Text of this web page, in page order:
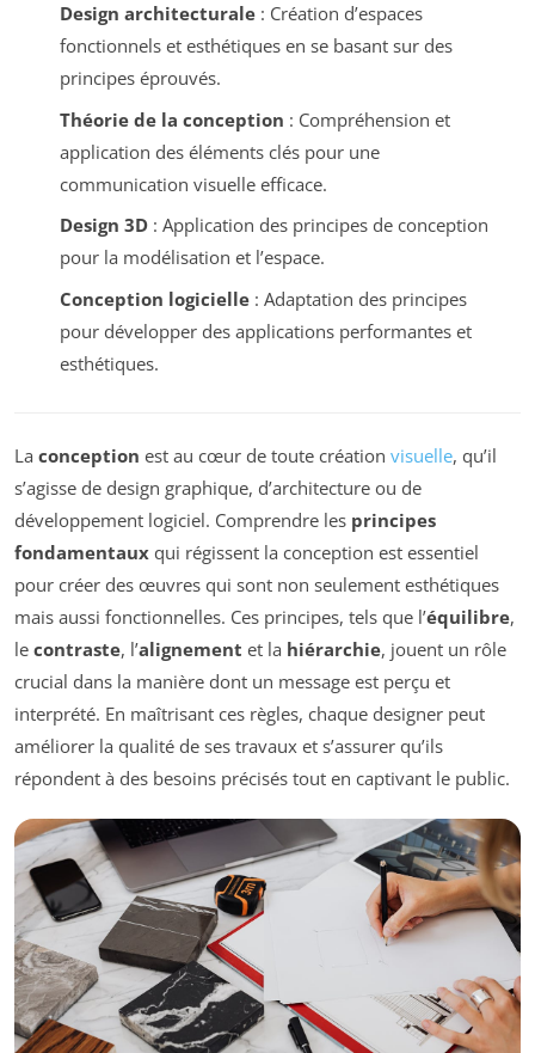
Design architecturale: Création d’espaces
fonctionnels et esthétiques en se basant sur des
principes éprouvés.
Théorie de la conception : Compréhension et
application des éléments clés pour une
communication visuelle efficace.
Design 3D: Application des principes de conception
pour la modélisation et l’espace.
Conception logicielle: Adaptation des principes
pour développer des applications performantes et
esthétiques.
La conception est au cœur de toute création visuelle, qu’il
s’agisse de design graphique, d’architecture ou de
développement logiciel. Comprendre les principes
fondamentaux qui régissent la conception est essentiel
pour créer des œuvres qui sont non seulement esthétiques
mais aussi fonctionnelles. Ces principes, tels que l’équilibre,
le contraste, l’alignement et la hiérarchie, jouent un rôle
crucial dans la manière dont un message est perçu et
interprété. En maîtrisant ces règles, chaque designer peut
améliorer la qualité de ses travaux et s’assurer qu’ils
répondent à des besoins précisés tout en captivant le public.